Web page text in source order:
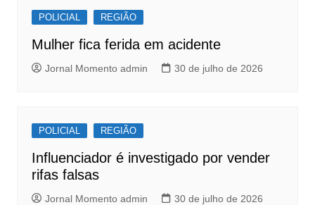
o
o
k
p
p
POLICIAL REGIÃO
Mulher fica ferida em acidente
Jornal Momento admin 30 de julho de 2026
POLICIAL REGIÃO
Influenciador é investigado por vender
rifas falsas
Jornal Momento admin 30 de julho de 2026